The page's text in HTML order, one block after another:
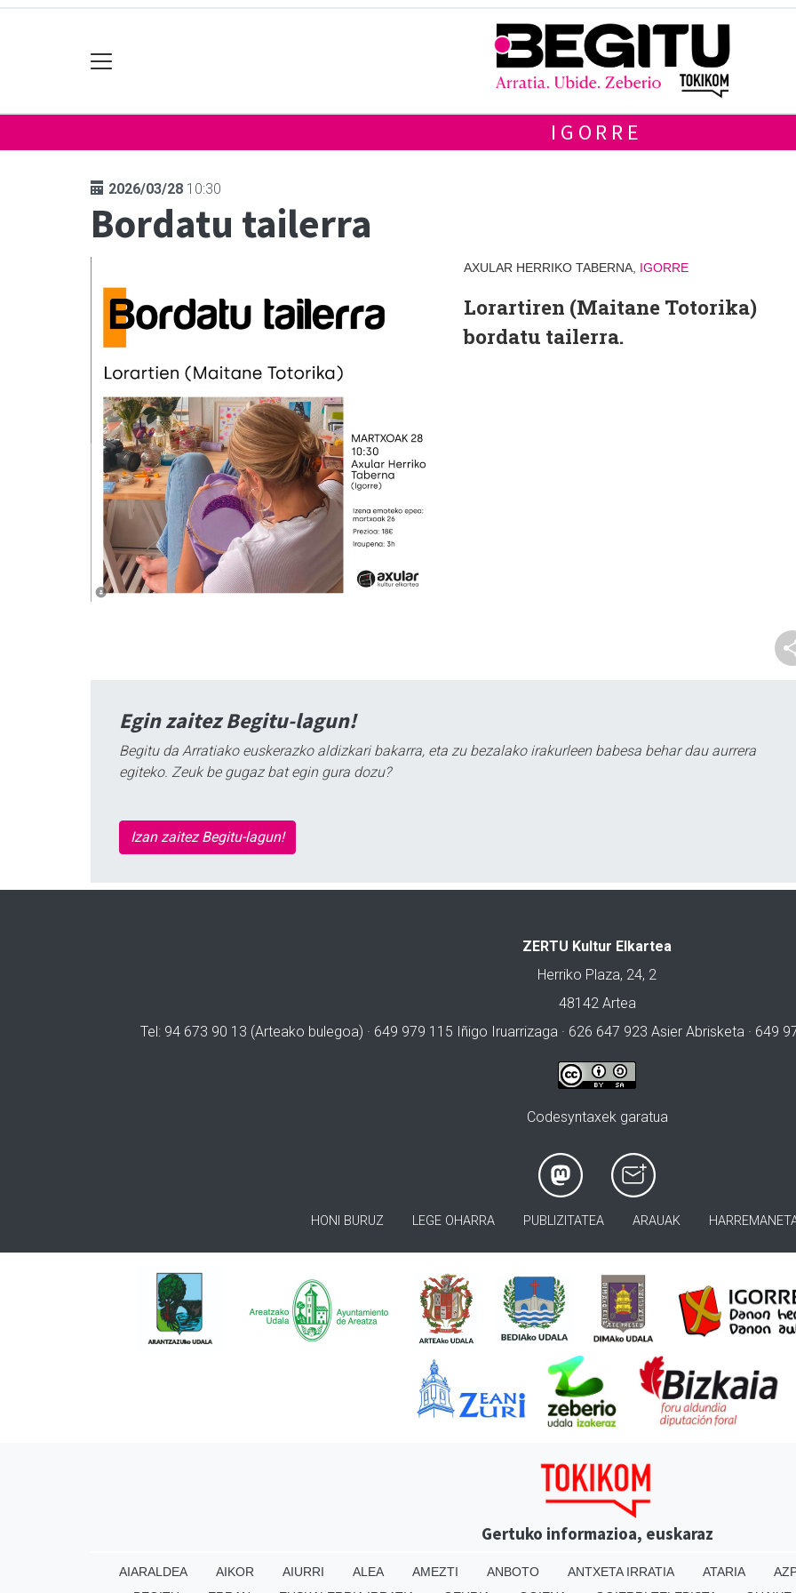
IGORRE
2026/03/28 10:30
Bordatu tailerra
AXULAR HERRIKO TABERNA, IGORRE
Lorartiren (Maitane Totorika)
bordatu tailerra.
Egin zaitez Begitu-lagun!
Begitu da Arratiako euskerazko aldizkari bakarra, eta zu bezalako irakurleen babesa behar dau aurrera
egiteko. Zeuk be gugaz bat egin gura dozu?
Izan zaitez Begitu-lagun!
ZERTU Kultur Elkartea
Herriko Plaza, 24, 2
48142 Artea
Tel: 94 673 90 13 (Arteako bulegoa) · 649 979 115 Iñigo Iruarrizaga · 626 647 923 Asier Abrisketa · 649
Codesyntaxek garatua
HONI BURUZ LEGE OHARRA PUBLIZITATEA ARAUAK
Gertuko informazioa, euskaraz
AIARALDEA AIKOR AIURRI ALEA AMEZTI ANBOTO ANTXETA IRRATIA ATARIA